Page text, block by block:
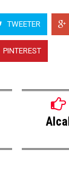
TWEETER
PINTEREST